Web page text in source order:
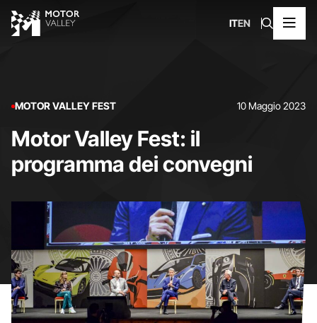
ITEN
MOTOR VALLEY FEST 10 Maggio 2023
Motor Valley Fest: il
programma dei convegni